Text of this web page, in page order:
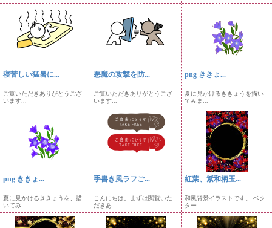
寝苦しい猛暑に...
ご覧いただきありがとうござ
います...
悪魔の攻撃を防...
ご覧いただきありがとうござ
います...
png ききょ...
夏に見かけるききょうを描い
てみま...
png ききょ...
夏に見かけるききょうを、描
いてみ...
手書き風ラフご...
こんにちは。まずは閲覧いた
だきあ...
紅葉、紫和柄玉...
和風背景イラストです。 ベク
ター...